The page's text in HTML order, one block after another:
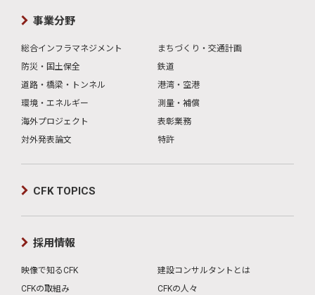
事業分野
総合インフラマネジメント
まちづくり・交通計画
防災・国土保全
鉄道
道路・橋梁・トンネル
港湾・空港
環境・エネルギー
測量・補償
海外プロジェクト
表彰業務
対外発表論文
特許
CFK TOPICS
採用情報
映像で知るCFK
建設コンサルタントとは
CFKの取組み
CFKの人々